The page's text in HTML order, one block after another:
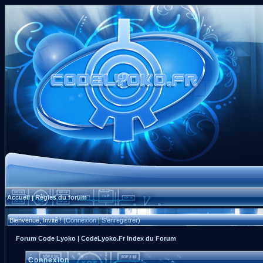
Accueil|Règles du forum
Bienvenue, Invité ! (Connexion|S'enregistrer)
Forum Code Lyoko | CodeLyoko.Fr Index du Forum
Connexion